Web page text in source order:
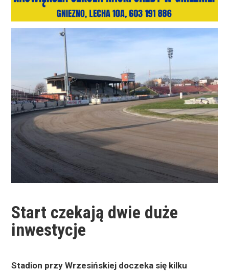
Start czekają dwie duże
inwestycje
Stadion przy Wrzesińskiej doczeka się kilku